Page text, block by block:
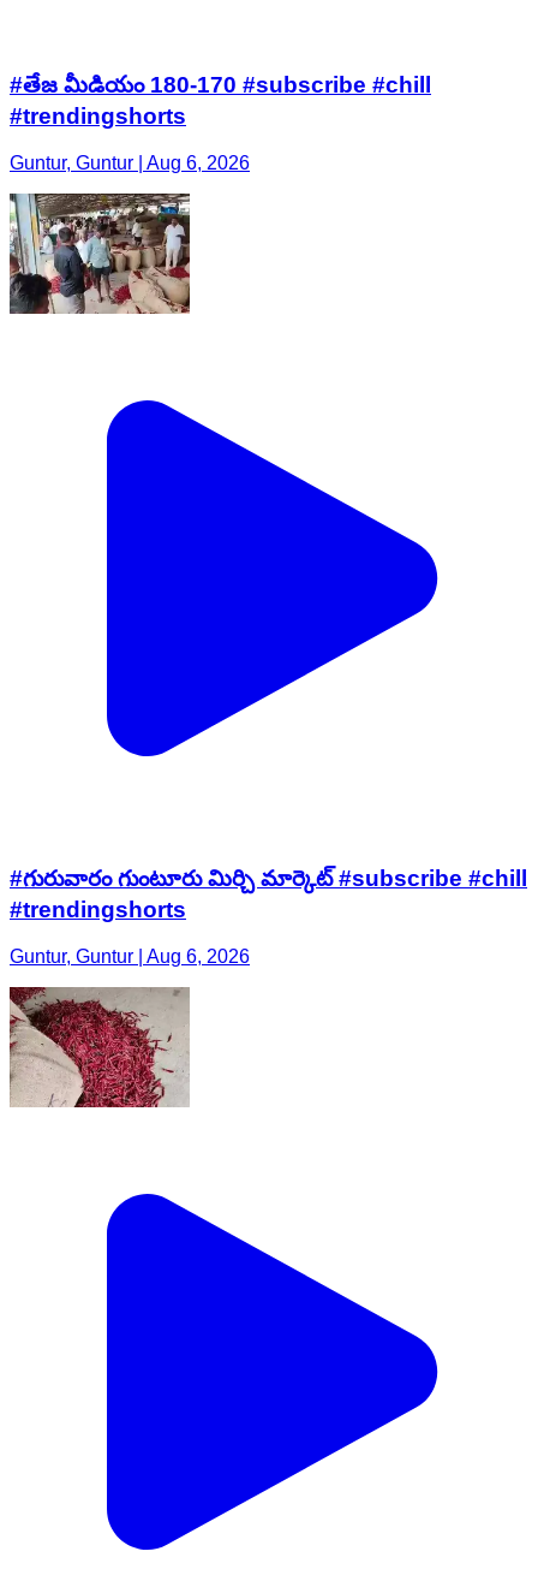
#తేజ మీడియం 180-170 #subscribe #chill
#trendingshorts
Guntur, Guntur | Aug 6, 2026
#గురువారం గుంటూరు మిర్చి మార్కెట్ #subscribe #chill
#trendingshorts
Guntur, Guntur | Aug 6, 2026